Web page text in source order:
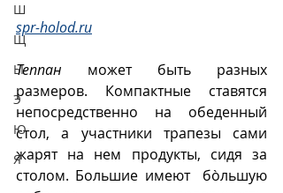
Ш
Щ
Ы
Э
Ю
Я
spr-holod.ru
Теппан может быть разных
размеров. Компактные ставятся
непосредственно на обеденный
стол, а участники трапезы сами
жарят на нем продукты, сидя за
столом. Большие имеют  бòльшую